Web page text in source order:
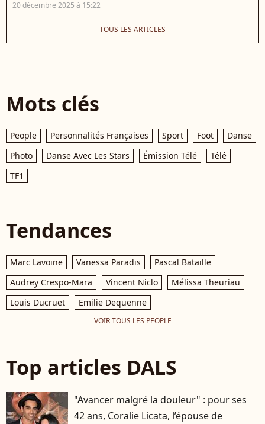
20 décembre 2025 à 15:22
TOUS LES ARTICLES
Mots clés
People Personnalités Françaises Sport Foot
Danse
Photo
Danse Avec Les Stars Émission Télé
Télé
TF1
Tendances
Marc Lavoine Vanessa Paradis
Pascal Bataille
Audrey Crespo-Mara
Vincent Niclo
Mélissa Theuriau
Louis Ducruet
Emilie Dequenne
VOIR TOUS LES PEOPLE
Top articles DALS
"Avancer malgré la douleur" : pour ses
42 ans, Coralie Licata, l’épouse de